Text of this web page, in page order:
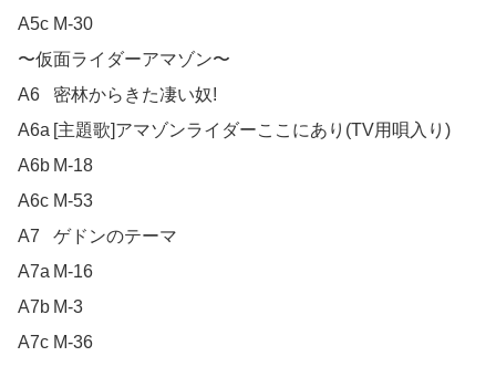
A5c	M-30
〜仮面ライダーアマゾン〜
A6	密林からきた凄い奴!
A6a	[主題歌]アマゾンライダーここにあり(TV用唄入り)
A6b	M-18
A6c	M-53
A7	ゲドンのテーマ
A7a	M-16
A7b	M-3
A7c	M-36